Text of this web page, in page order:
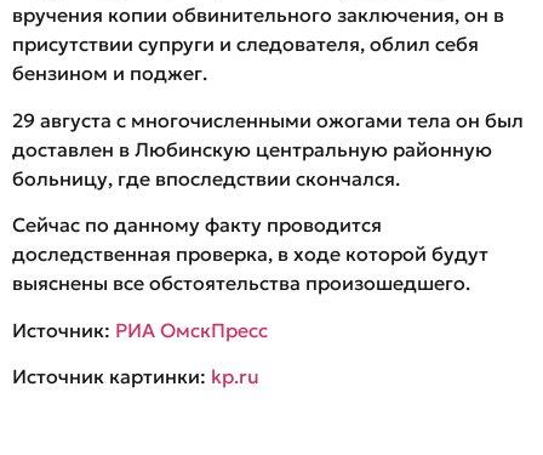
вручения копии обвинительного заключения, он в
присутствии супруги и следователя, облил себя
бензином и поджег.
29 августа с многочисленными ожогами тела он был
доставлен в Любинскую центральную районную
больницу, где впоследствии скончался.
Сейчас по данному факту проводится
доследственная проверка, в ходе которой будут
выяснены все обстоятельства произошедшего.
Источник: РИА ОмскПресс
Источник картинки: kp.ru